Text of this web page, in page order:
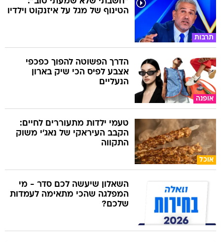
תרבות
הטינוף של מגל על איזנקוט וילדיו
אופנה
הדרך הפשוטה להפוך כפכפי
אצבע לפיס הכי שיק בארון
הנעליים
אוכל
טעמי ילדות מתעוררים לחיים:
הקבב העיראקי של נאג׳י משוק
התקווה
השאלון שיעשה לכם סדר - מי
המפלגה שהכי מתאימה לעמדות
שלכם?